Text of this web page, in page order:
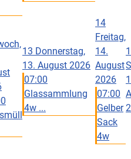
13 Donnerstag,
13. August 2026
07:00
Glassammlung
4w ...
14
Freitag,
14.
August
2026
07:00
Gelber
Sack
4w